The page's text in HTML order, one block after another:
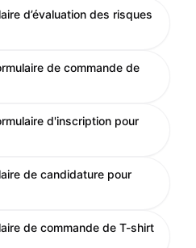
d’évaluation des risques
de commande de
d'inscription pour
de candidature pour
de commande de T-shirt